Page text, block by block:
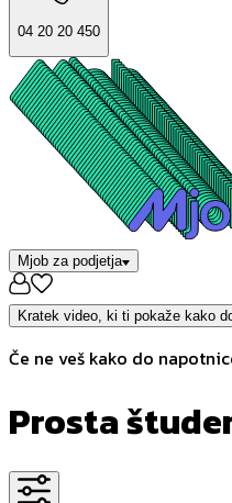
04 20 20 450
Mjob za podjetja
Kratek video, ki ti pokaže kako
Če ne veš kako do
Prosta